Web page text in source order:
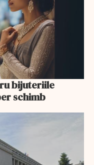
bijuteriile
schimb